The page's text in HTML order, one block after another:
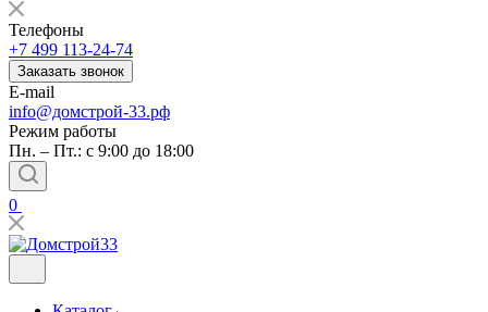
Телефоны
+7 499 113-24-74
Заказать звонок
E-mail
info@домстрой-33.рф
Режим работы
Пн. – Пт.: с 9:00 до 18:00
0